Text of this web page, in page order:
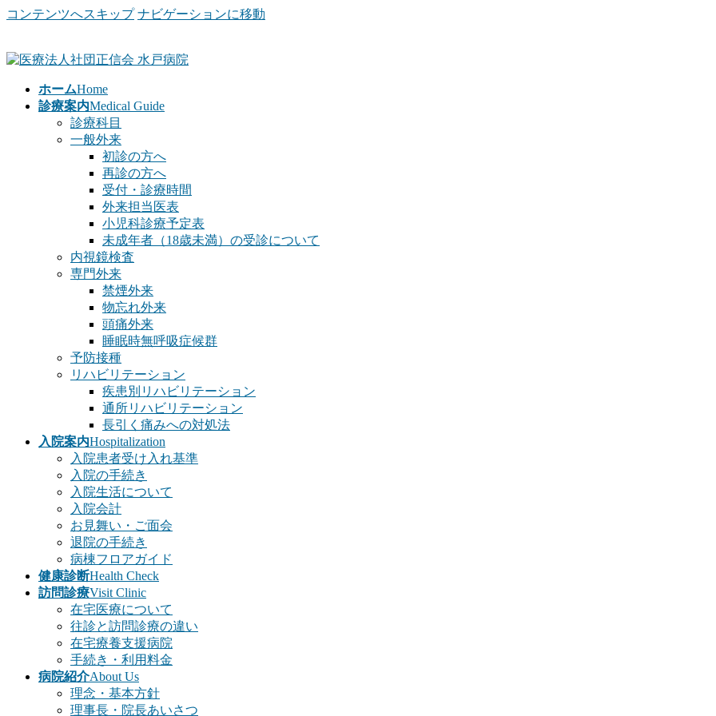
コンテンツへスキップ ナビゲーションに移動
ホームHome
診療案内Medical Guide
診療科目
一般外来
初診の方へ
再診の方へ
受付・診療時間
外来担当医表
小児科診療予定表
未成年者（18歳未満）の受診について
内視鏡検査
専門外来
禁煙外来
物忘れ外来
頭痛外来
睡眠時無呼吸症候群
予防接種
リハビリテーション
疾患別リハビリテーション
通所リハビリテーション
長引く痛みへの対処法
入院案内Hospitalization
入院患者受け入れ基準
入院の手続き
入院生活について
入院会計
お見舞い・ご面会
退院の手続き
病棟フロアガイド
健康診断Health Check
訪問診療Visit Clinic
在宅医療について
往診と訪問診療の違い
在宅療養支援病院
手続き・利用料金
病院紹介About Us
理念・基本方針
理事長・院長あいさつ